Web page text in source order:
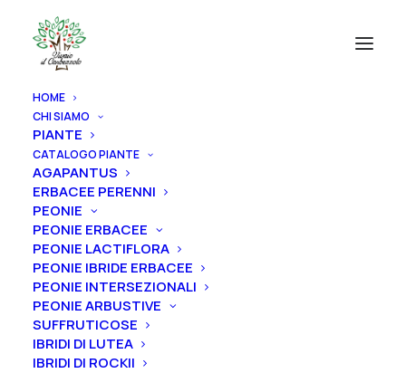
HOME
CHI SIAMO
PIANTE
CATALOGO PIANTE
AGAPANTUS
ERBACEE PERENNI
PEONIE
PEONIE ERBACEE
PEONIE LACTIFLORA
PEONIE IBRIDE ERBACEE
PEONIE INTERSEZIONALI
PEONIE ARBUSTIVE
SUFFRUTICOSE
IBRIDI DI LUTEA
IBRIDI DI ROCKII